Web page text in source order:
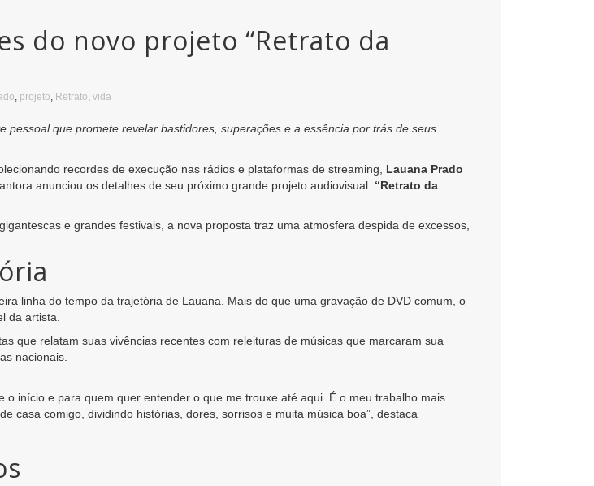
do novo projeto “Retrato da
, projeto, Retrato, vida
que promete revelar bastidores, superações e a essência por trás de seus
recordes de execução nas rádios e plataformas de streaming, Lauana Prado
anunciou os detalhes de seu próximo grande projeto audiovisual: “Retrato da
e grandes festivais, a nova proposta traz uma atmosfera despida de excessos,
linha do tempo da trajetória de Lauana. Mais do que uma gravação de DVD comum, o
da artista.
que relatam suas vivências recentes com releituras de músicas que marcaram sua
nacionais.
início e para quem quer entender o que me trouxe até aqui. É o meu trabalho mais
casa comigo, dividindo histórias, dores, sorrisos e muita música boa”, destaca